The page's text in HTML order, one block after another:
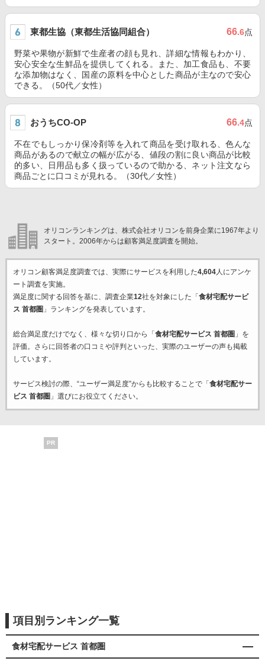
東都生協（東都生活協同組合） 66.6点
野菜や果物が新鮮で生産者の顔も見れ、詳細な情報もわかり、
安心安全な生鮮品を提供してくれる。また、加工食品も、不要
な添加物はなく、国産の原料を中心とした商品が主なので安心
できる。（50代／女性）
おうちCO-OP 66.4点
不在でもしっかり保冷剤等を入れて商品を受け取れる、色んな
商品があるので献立の幅が広がる、値段の割に良い商品が比較
的多い、日用品も多く扱っているので助かる、ネット注文なら
商品ごとに口コミが見れる。（30代／女性）
オリコンランキングは、株式会社オリコンを前身企業に1967年より
スタート。2006年からは顧客満足度調査を開始。
オリコン顧客満足度調査では、実際にサービスを利用した4,604人にアンケ
ート調査を実施。
満足度に関する回答を基に、調査企業12社を対象にした「 食材宅配サービ
ス 首都圏 」ランキングを発表しています。
総合満足度だけでなく、様々な切り口から「 食材宅配サービス 首都圏 」を
評価。さらに回答者の口コミや評判といった、実際のユーザーの声も掲載
しています。
サービス検討の際、“ユーザー満足度”からも比較することで「 食材宅配サー
ビス 首都圏 」選びにお役立てください。
PR
項目別ランキング一覧
食材宅配サービス 首都圏